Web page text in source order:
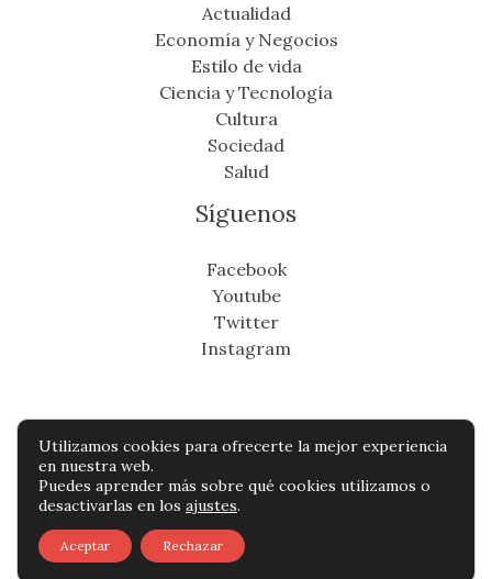
Actualidad
Economía y Negocios
Estilo de vida
Ciencia y Tecnología
Cultura
Sociedad
Salud
Síguenos
Facebook
Youtube
Twitter
Instagram
Copyright © Todos os direitos reservados -
miradordeantioquia.com
Política de privacidad
Contacto
Utilizamos cookies para ofrecerte la mejor experiencia
en nuestra web.
Puedes aprender más sobre qué cookies utilizamos o
desactivarlas en los ajustes.
Aceptar Rechazar